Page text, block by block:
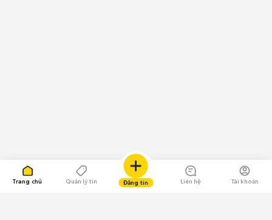
Trang chủ Quản lý tin Đăng tin Liên hệ Tài khoản